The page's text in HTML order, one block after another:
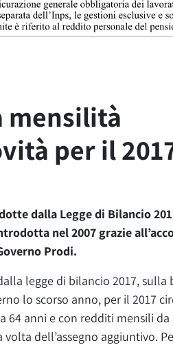
mensilità
per il
dalla Legge di Bilancio
nel 2007 grazie
Prodi.
legge di bilancio 2017, sulla
lo scorso anno, per il 2017
64 anni e con redditi mensili
dell’assegno aggiuntivo.